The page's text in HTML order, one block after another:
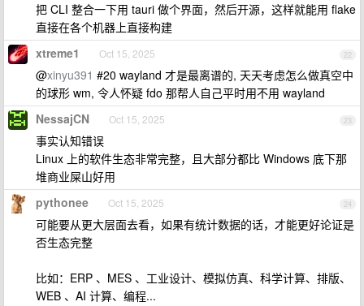
把 CLI 整合一下用 tauri 做个界面，然后开源，这样就能用 flake
直接在各个机器上直接构建
22
xtreme1 Oct 15, 2025
@xinyu391 #20 wayland 才是最离谱的, 天天考虑怎么做真空中
的球形 wm, 令人怀疑 fdo 那帮人自己平时用不用 wayland
23
NessajCN Oct 15, 2025
事实认知错误
Linux 上的软件生态非常完整，且大部分都比 Windows 底下那
堆商业屎山好用
24
pythonee Oct 15, 2025
可能要从更大层面去看，如果有统计数据的话，才能更好论证是
否生态完整
比如：ERP 、MES 、工业设计、模拟仿真、科学计算、排版、
WEB 、AI 计算、编程...